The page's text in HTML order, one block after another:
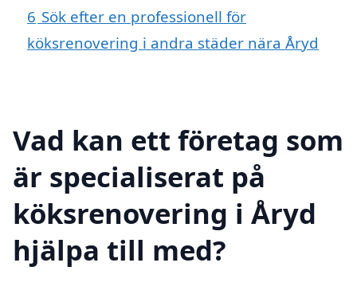
6 Sök efter en professionell för
köksrenovering i andra städer nära Åryd
Vad kan ett företag som
är specialiserat på
köksrenovering i Åryd
hjälpa till med?